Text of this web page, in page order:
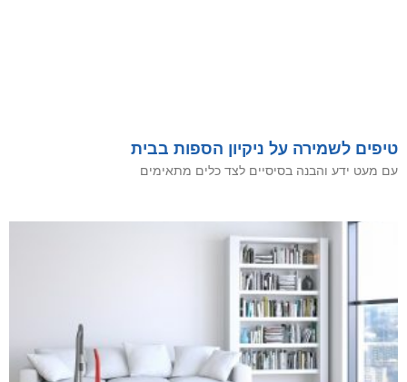
טיפים לשמירה על ניקיון הספות בבית
עם מעט ידע והבנה בסיסיים לצד כלים מתאימים